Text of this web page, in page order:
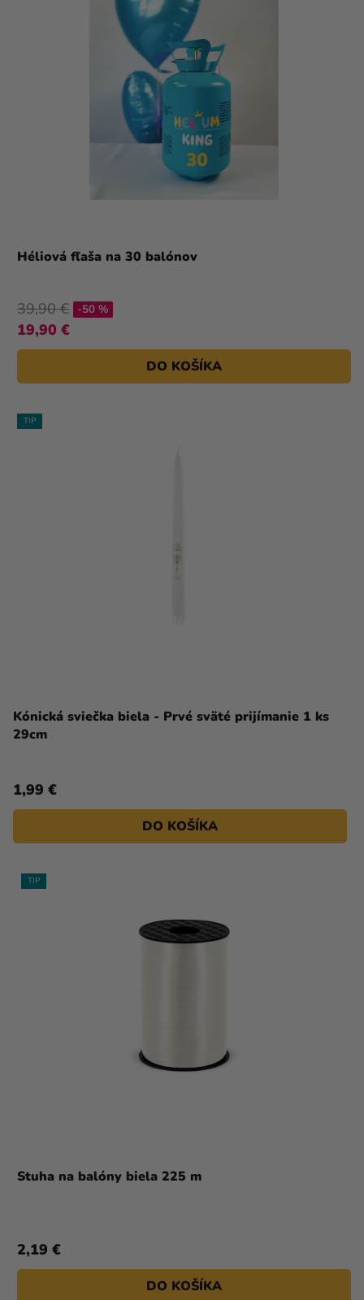
Héliová fľaša na 30 balónov
39,90 €
19,90 €
-50 %
DO KOŠÍKA
TIP
Kónická sviečka biela - Prvé sväté prijímanie 1 ks
29cm
1,99 €
DO KOŠÍKA
TIP
Stuha na balóny biela 225 m
2,19 €
DO KOŠÍKA